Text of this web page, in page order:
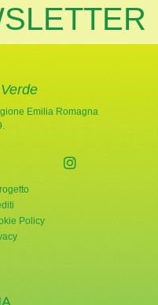
Emilia Romagna
Verde
YouTube di Giornata
la pagina Twitter di
visita la
Policy